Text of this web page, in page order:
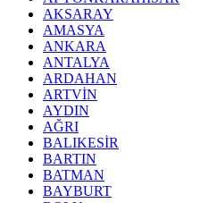
AKSARAY
AMASYA
ANKARA
ANTALYA
ARDAHAN
ARTVİN
AYDIN
AĞRI
BALIKESİR
BARTIN
BATMAN
BAYBURT